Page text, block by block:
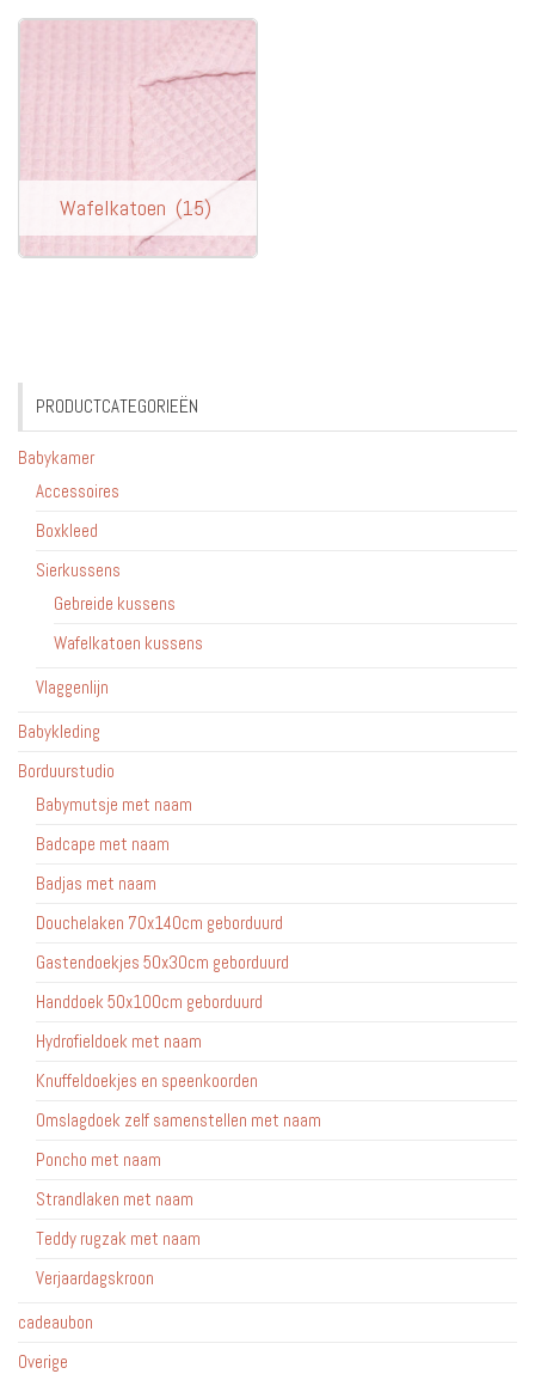
Wafelkatoen (15)
PRODUCTCATEGORIEËN
Babykamer
Accessoires
Boxkleed
Sierkussens
Gebreide kussens
Wafelkatoen kussens
Vlaggenlijn
Babykleding
Borduurstudio
Babymutsje met naam
Badcape met naam
Badjas met naam
Douchelaken 70x140cm geborduurd
Gastendoekjes 50x30cm geborduurd
Handdoek 50x100cm geborduurd
Hydrofieldoek met naam
Knuffeldoekjes en speenkoorden
Omslagdoek zelf samenstellen met naam
Poncho met naam
Strandlaken met naam
Teddy rugzak met naam
Verjaardagskroon
cadeaubon
Overige